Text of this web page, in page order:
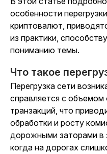
особенности
криптовалют,
из практики,
пониманию темы.
Что такое
Перегрузка сети
справляется с
транзакций, что
обработки и росту
дорожными заторами в
когда на дорогах